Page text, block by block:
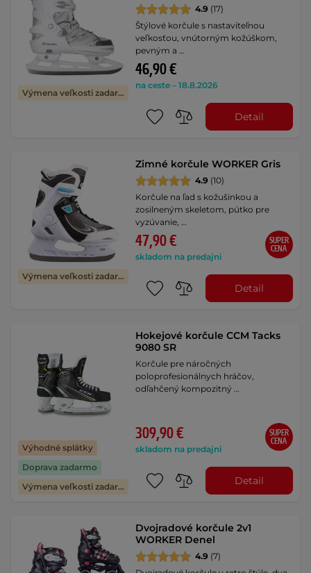
Výmena veľkosti zadarmo
4.9 (17)
Štýlové korčule s nastaviteľnou
veľkosťou, vnútorným kožúškom,
pevným a …
46,90 €
na ceste – 18.8.2026
Detail
Výmena veľkosti zadarmo
Zimné korčule WORKER Gris
4.9 (10)
Korčule na ľad s kožušinkou a
zosilneným skeletom, pútko pre
vyzúvanie, …
47,90 €
skladom na predajni
SUPER
CENA
Detail
Výhodné splátky
Doprava zadarmo
Výmena veľkosti zadarmo
Hokejové korčule CCM Tacks
9080 SR
Korčule pre náročných
poloprofesionálnych hráčov,
odľahčený kompozitný …
309,90 €
skladom na predajni
SUPER
CENA
Detail
Dvojradové korčule 2v1
WORKER Denel
4.9 (7)